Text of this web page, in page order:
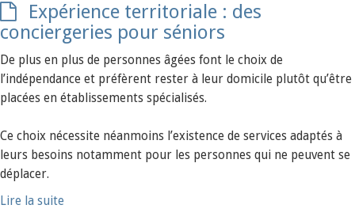
Expérience territoriale : des
conciergeries pour séniors
De plus en plus de personnes âgées font le choix de
l’indépendance et préfèrent rester à leur domicile plutôt qu’être
placées en établissements spécialisés.
Ce choix nécessite néanmoins l’existence de services adaptés à
leurs besoins notamment pour les personnes qui ne peuvent se
déplacer.
Lire la suite